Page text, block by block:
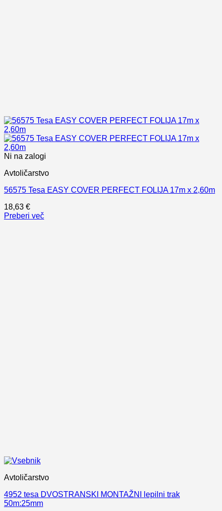
Ni na zalogi
Avtoličarstvo
56575 Tesa EASY COVER PERFECT FOLIJA 17m x 2,60m
18,63 €
Preberi več
Avtoličarstvo
4952 tesa DVOSTRANSKI MONTAŽNI lepilni trak
50m:25mm